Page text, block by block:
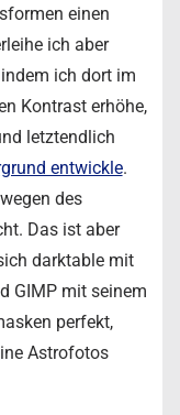
einen
ich aber
ich dort im
Kontrast erhöhe,
letztendlich
entwickle.
des
Das ist aber
darktable mit
GIMP mit seinem
perfekt,
Astrofotos